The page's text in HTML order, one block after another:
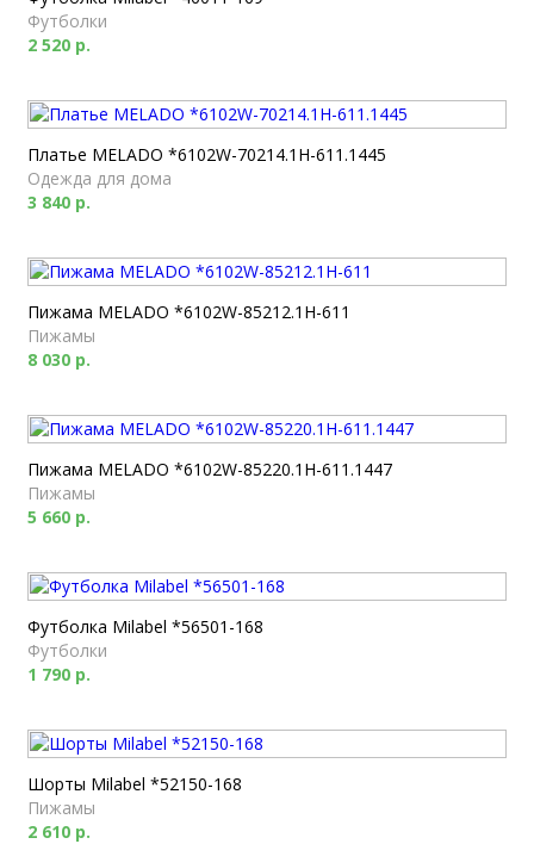
Футболки
2 520 р.
Платье MELADO *6102W-70214.1H-611.1445
Одежда для дома
3 840 р.
Пижама MELADO *6102W-85212.1H-611
Пижамы
8 030 р.
Пижама MELADO *6102W-85220.1H-611.1447
Пижамы
5 660 р.
Футболка Milabel *56501-168
Футболки
1 790 р.
Шорты Milabel *52150-168
Пижамы
2 610 р.